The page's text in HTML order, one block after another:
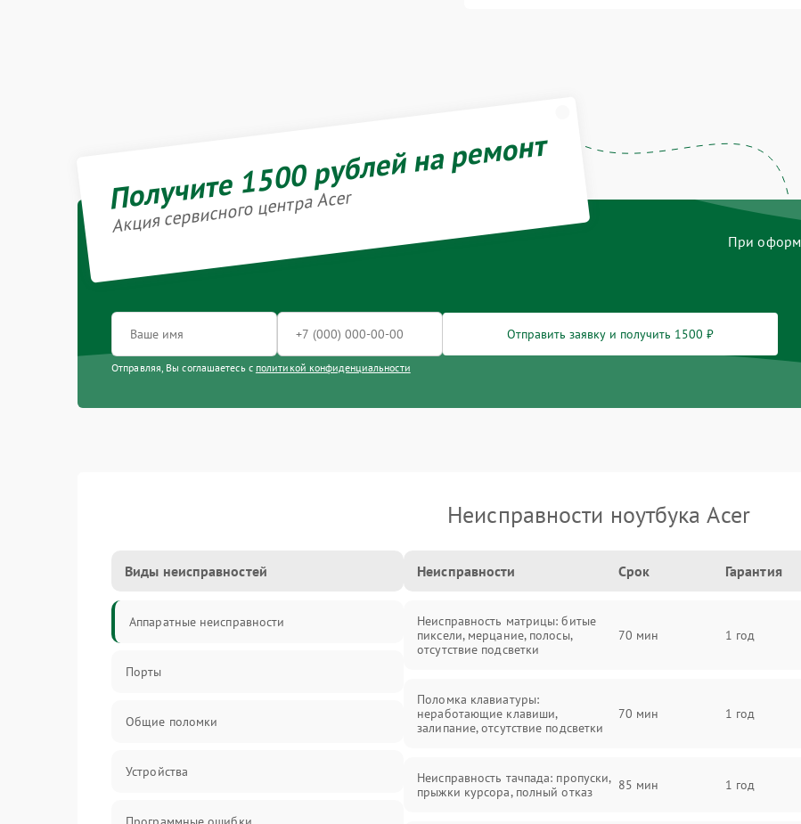
Получите 1500 рублей на ремонт
Акция сервисного центра Acer
При
Отправить заявку и получить 1500 ₽
Отправляя, Вы соглашаетесь с политикой конфиденциальности
Неисправности ноутбука Acer
Виды неисправностей
Аппаратные неисправности
Порты
Общие поломки
Устройства
Неисправности Срок Гарантия
Неисправность матрицы: битые
пиксели, мерцание, полосы,
отсутствие подсветки
70 мин 1 год
Поломка клавиатуры:
неработающие клавиши,
залипание, отсутствие подсветки
70 мин 1 год
Неисправность тачпада: пропуски,
прыжки курсора, полный отказ
85 мин 1 год